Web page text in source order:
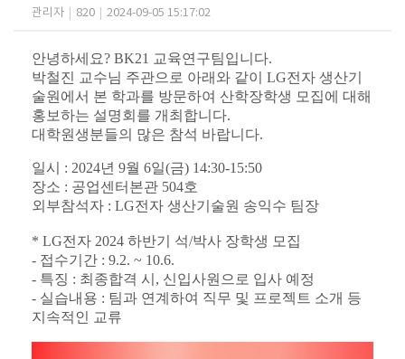
관리자 820 2024-09-05 15:17:02
안녕하세요? BK21 교육연구팀입니다.
박철진 교수님 주관으로 아래와 같이 LG전자 생산기
술원에서 본 학과를 방문하여 산학장학생 모집에 대해
홍보하는 설명회를 개최합니다.
대학원생분들의 많은 참석 바랍니다.
일시 : 2024년 9월 6일(금) 14:30-15:50
장소 : 공업센터본관 504호
외부참석자 : LG전자 생산기술원 송익수 팀장
* LG전자 2024 하반기 석/박사 장학생 모집
- 접수기간 : 9.2. ~ 10.6.
- 특징 : 최종합격 시, 신입사원으로 입사 예정
- 실습내용 : 팀과 연계하여 직무 및 프로젝트 소개 등
지속적인 교류